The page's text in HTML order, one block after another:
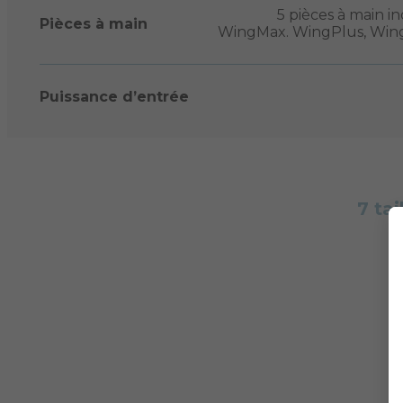
Pièces à main
5 pièces à main
WingMax. WingPlus,
Puissance d’entrée
7